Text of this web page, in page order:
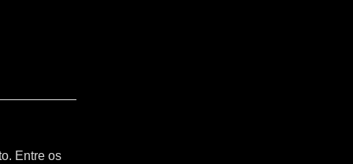
Entre os